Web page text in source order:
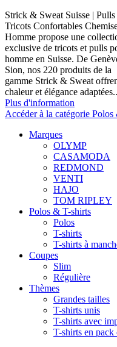
Strick & Sweat Suisse | Pulls
Tricots Confortables
Homme propose une
exclusive de tricots et pulls
homme en Suisse. De
Sion, nos 220 produits de la
gamme Strick & Sweat
chaleur et élégance
Plus d'information
Accéder à la catégorie
Marques
OLYMP
CASAMODA
REDMOND
VENTI
HAJO
TOM RIPLEY
Polos & T-shirts
Polos
T-shirts
T-shirts à
Coupes
Slim
Régulière
Thèmes
Grandes tailles
T-shirts unis
T-shirts avec
T-shirts en pack